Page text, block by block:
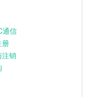
通信
册
销
移与扩容
ES数据同步
志模式
安装